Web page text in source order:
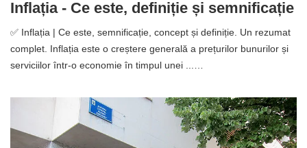
Inflația - Ce este, definiție și semnificație
✅ Inflația | Ce este, semnificație, concept și definiție. Un rezumat
complet. Inflația este o creștere generală a prețurilor bunurilor și
serviciilor într-o economie în timpul unei ...…